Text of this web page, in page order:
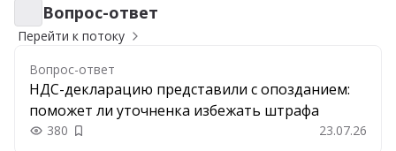
Вопрос-ответ
Вопрос-ответ
Перейти к потоку
Вопрос-ответ
НДС-декларацию представили с опозданием:
поможет ли уточненка избежать штрафа
380 Добавить в закладки 23.07.26